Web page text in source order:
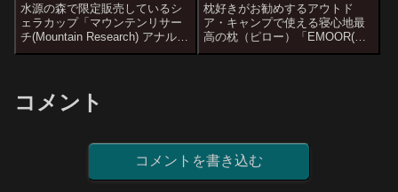
水源の森で限定販売しているシ
ェラカップ「マウンテンリサー
チ(Mountain Research) アナルコ
カップ（Anarcho Cups）」の水
枕好きがお勧めするアウトド
ア・キャンプで使える寝心地最
高の枕（ピロー）「EMOOR(エ
ムール) トラベルピロー」の紹介
コメント
コメントを書き込む